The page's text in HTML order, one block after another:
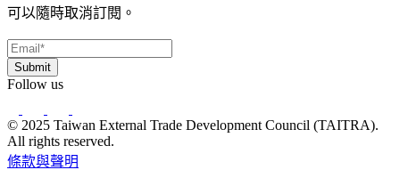
可以隨時取消訂閱。
Follow us
© 2025 Taiwan External Trade Development Council (TAITRA).
All rights reserved.
條款與聲明